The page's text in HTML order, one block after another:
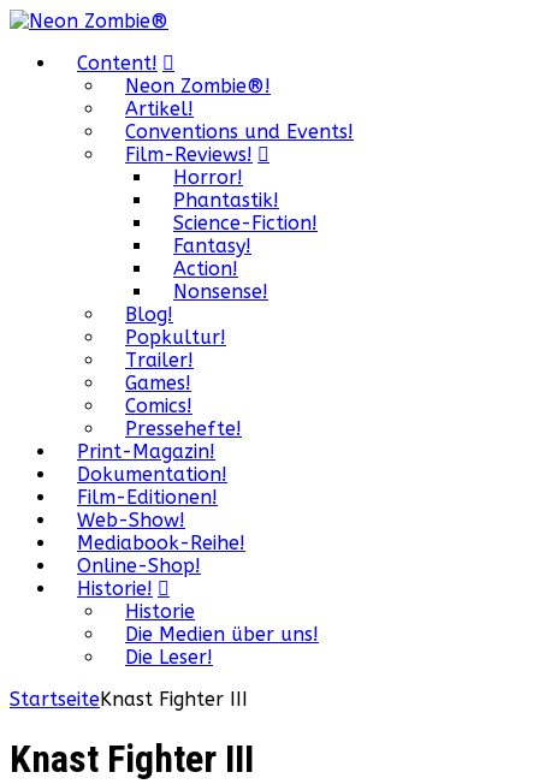
Content!
Neon Zombie®!
Artikel!
Conventions und Events!
Film-Reviews!
Horror!
Phantastik!
Science-Fiction!
Fantasy!
Action!
Nonsense!
Blog!
Popkultur!
Trailer!
Games!
Comics!
Pressehefte!
Print-Magazin!
Dokumentation!
Film-Editionen!
Web-Show!
Mediabook-Reihe!
Online-Shop!
Historie!
Historie
Die Medien über uns!
Die Leser!
StartseiteKnast Fighter III
Knast Fighter III